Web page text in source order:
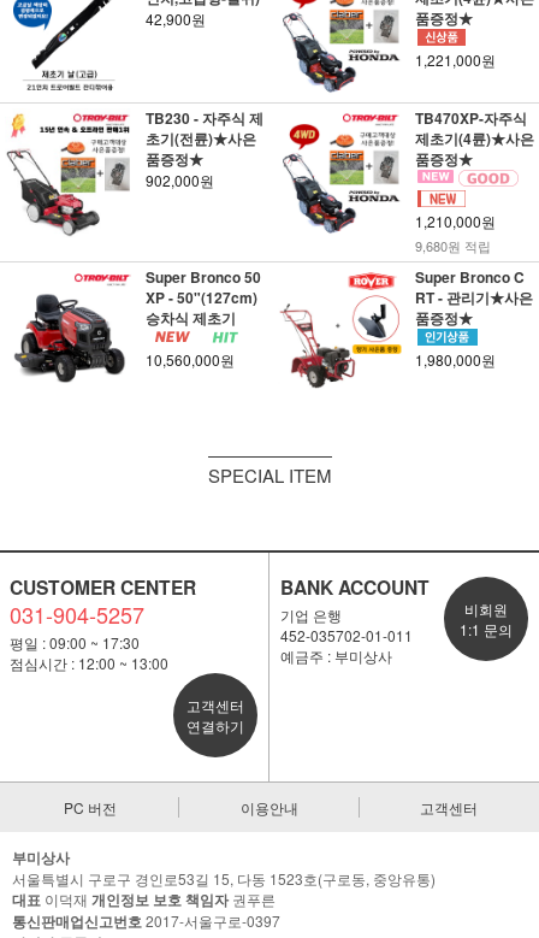
42,900원
품증정★
1,221,000원
TB230 - 자주식 제
초기(전륜)★사은
품증정★
902,000원
TB470XP-자주식
제초기(4륜)★사은
품증정★
1,210,000원
9,680원 적립
Super Bronco 50
XP - 50"(127cm)
승차식 제초기
10,560,000원
Super Bronco C
RT - 관리기★사은
품증정★
1,980,000원
SPECIAL ITEM
CUSTOMER CENTER
031-904-5257
평일 : 09:00 ~ 17:30
점심시간 : 12:00 ~ 13:00
고객센터
연결하기
BANK ACCOUNT
기업 은행
452-035702-01-011
예금주 : 부미상사
비회원
1:1 문의
PC 버전 이용안내 고객센터
부미상사
서울특별시 구로구 경인로53길 15, 다동 1523호(구로동, 중앙유통)
대표 이덕재 개인정보 보호 책임자권푸른
통신판매업신고번호2017-서울구로-0397